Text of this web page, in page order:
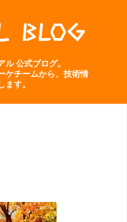
公式ブログ。
ケチームから、技術情
す。